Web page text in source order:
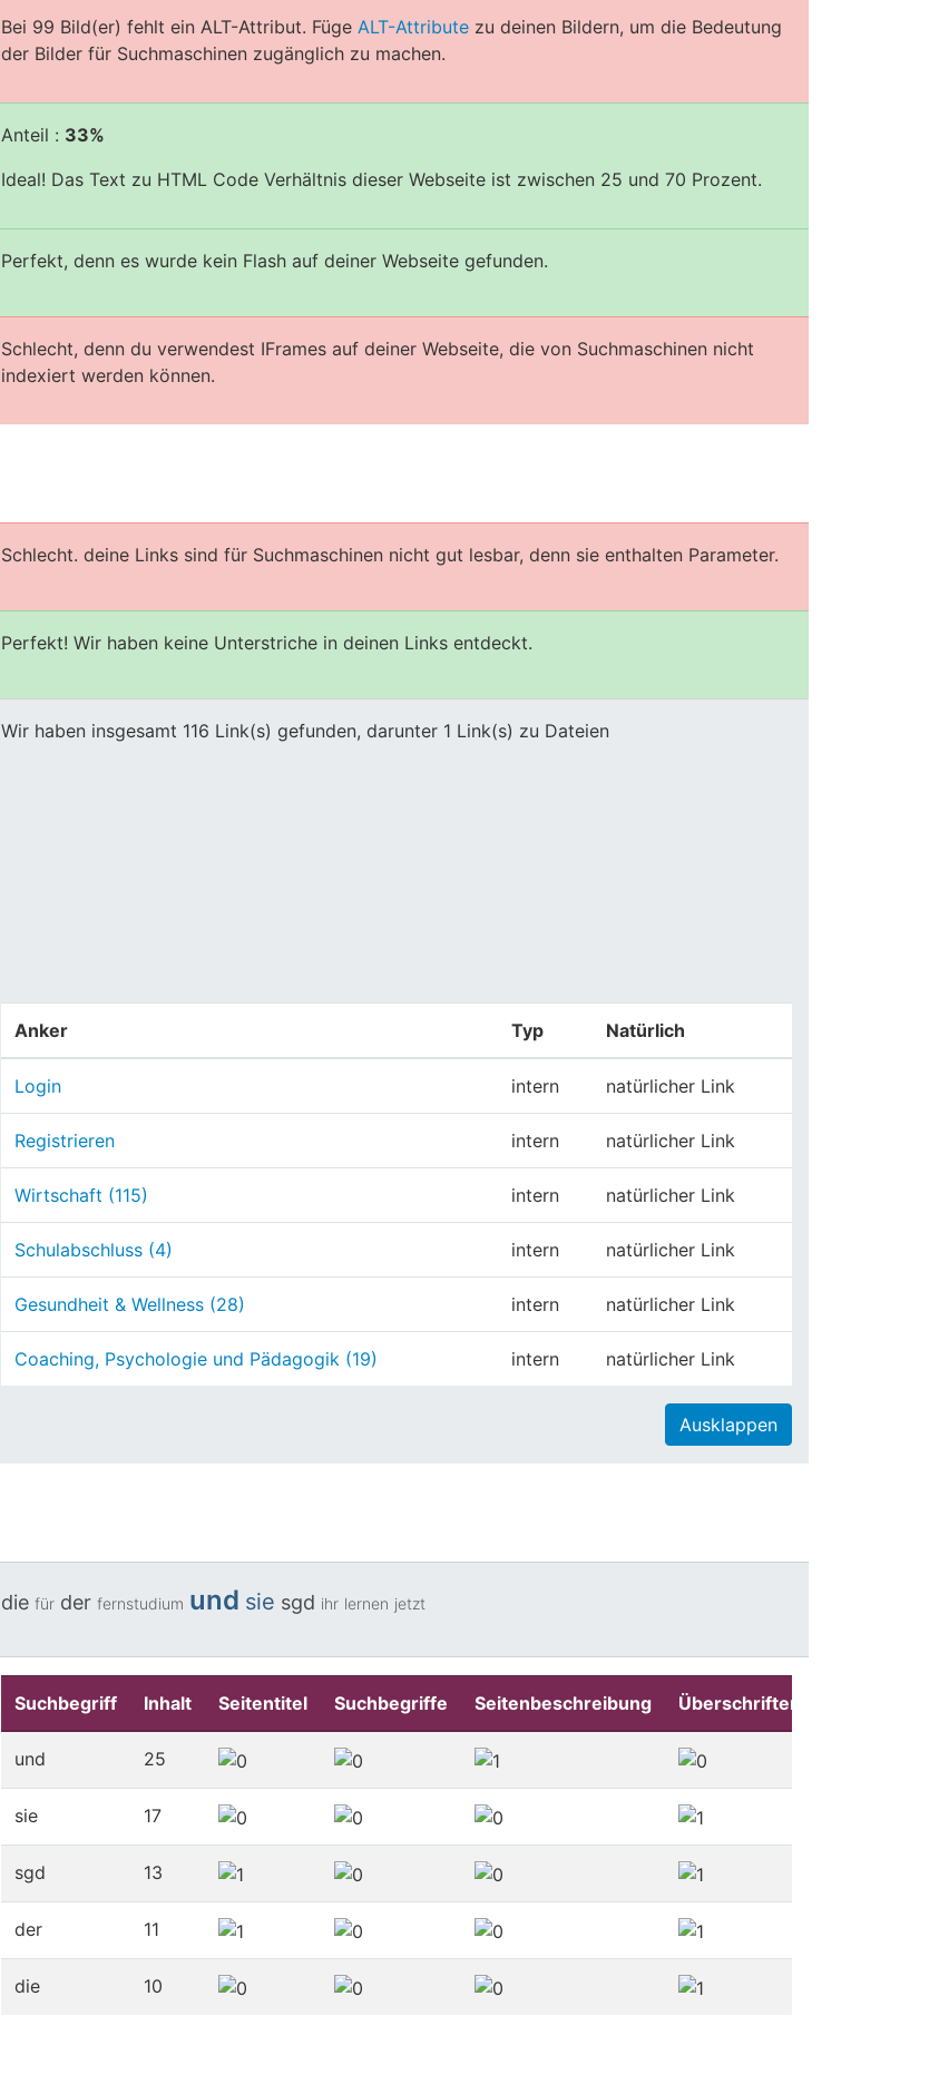
Bei 99 Bild(er) fehlt ein ALT-Attribut. Füge ALT-Attribute zu deinen Bildern, um die Bedeutung
der Bilder für Suchmaschinen zugänglich zu machen.
Anteil : 33%
Ideal! Das Text zu HTML Code Verhältnis dieser Webseite ist zwischen 25 und 70 Prozent.
Perfekt, denn es wurde kein Flash auf deiner Webseite gefunden.
Schlecht, denn du verwendest IFrames auf deiner Webseite, die von Suchmaschinen nicht
indexiert werden können.
Schlecht. deine Links sind für Suchmaschinen nicht gut lesbar, denn sie enthalten Parameter.
Perfekt! Wir haben keine Unterstriche in deinen Links entdeckt.
Wir haben insgesamt 116 Link(s) gefunden, darunter 1 Link(s) zu Dateien
Anker Typ Natürlich
Login intern natürlicher Link
Registrieren intern natürlicher Link
Wirtschaft (115) intern natürlicher Link
Schulabschluss (4) intern natürlicher Link
Gesundheit & Wellness (28) intern natürlicher Link
Coaching, Psychologie und Pädagogik (19) intern natürlicher Link
Ausklappen
die für der fernstudium und sie sgd ihr lernen jetzt
Suchbegriff Inhalt Seitentitel Suchbegriffe Seitenbeschreibung Überschriften
und 25
sie 17
sgd 13
der 11
die 10